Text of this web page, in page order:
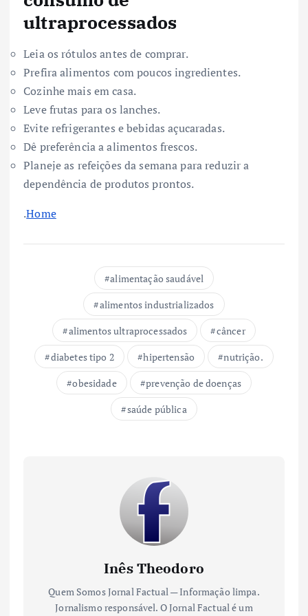
ultraprocessados
Leia os rótulos antes de comprar.
Prefira alimentos com poucos ingredientes.
Cozinhe mais em casa.
Leve frutas para os lanches.
Evite refrigerantes e bebidas açucaradas.
Dê preferência a alimentos frescos.
Planeje as refeições da semana para reduzir a
dependência de produtos prontos.
.Home
alimentação saudável
alimentos industrializados
alimentos ultraprocessados
câncer
diabetes tipo 2
hipertensão
nutrição.
obesidade
prevenção de doenças
saúde pública
Inês Theodoro
Quem Somos Jornal Factual — Informação limpa.
Jornalismo responsável. O Jornal Factual é um